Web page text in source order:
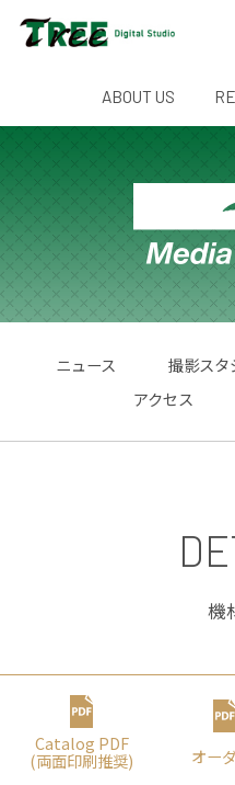
ABOUT US
ニュース 撮影スタ
アクセス
機
Catalog PDF
(両⾯印刷推奨) オー